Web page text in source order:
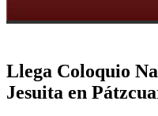
Llega Coloquio
Jesuita en